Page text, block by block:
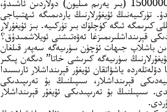
ئۇيغۇرلارنىڭ تۈركىيەدىكى يەر تەۋرەش ئاپىتىگە قىلغان ياردىمى 1500000 (بىر يەرىم مىليون) دولاردىن ئاشىدۇ،
دەيدۇ. تۈركىيەنىڭ ئۇيغۇرلارنىڭ ياردىمىگە ئىھتىياجى
850 مىليارت دوللارلىق مىللى كىرىمگە ئىگە كۈچلۈك بىر تۈركىيە. بىز ئۇيغۇرلار
قېرىنداشلىرىمىزغا ئەۋەتىشنى ئويلاشمىدۇق؟
ئويلاندىم. نىمە ئۈچۈن؟ سەۋەپ شۇ، 2012-يىلىدىن باشلاپ جىھات ئۈچۈن سۈرىيەگە سەپەر قىلغان
سۈرىيەگە كىرىشى خاتا” دىگەن پىكىر
ياشۋاتقان ئۇيغۇر قېرىنداشلار ئارىسىدا
قېرىنداشلار، سىپىلنىڭ بۇ تەرىپىدىكى
سىپىلنىڭ بۇ تەرىپىدىكى ئۇيغۇر قېرىنداشلار